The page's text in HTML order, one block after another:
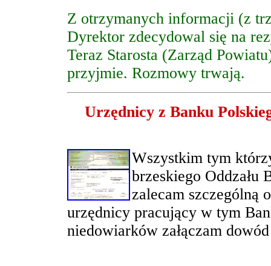
Z otrzymanych informacji (z
Dyrektor zdecydowal się na
Teraz Starosta (Zarząd
przyjmie. Rozmowy trwają.
Urzędnicy z Banku
Wszystkim tym
brzeskiego Oddzału
zalecam szczególną
urzędnicy pracujący w tym
niedowiarków załączam